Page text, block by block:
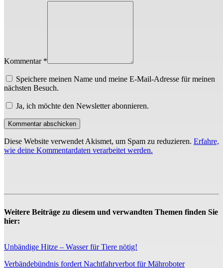
Kommentar *
Speichere meinen Name und meine E-Mail-Adresse für meinen
nächsten Besuch.
Ja, ich möchte den Newsletter abonnieren.
Diese Website verwendet Akismet, um Spam zu reduzieren. Erfahre,
wie deine Kommentardaten verarbeitet werden.
Weitere Beiträge zu diesem und verwandten Themen finden Sie
hier:
Unbändige Hitze – Wasser für Tiere nötig!
Verbändebündnis fordert Nachtfahrverbot für Mähroboter